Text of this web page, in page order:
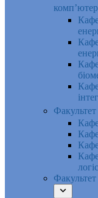
Факультет